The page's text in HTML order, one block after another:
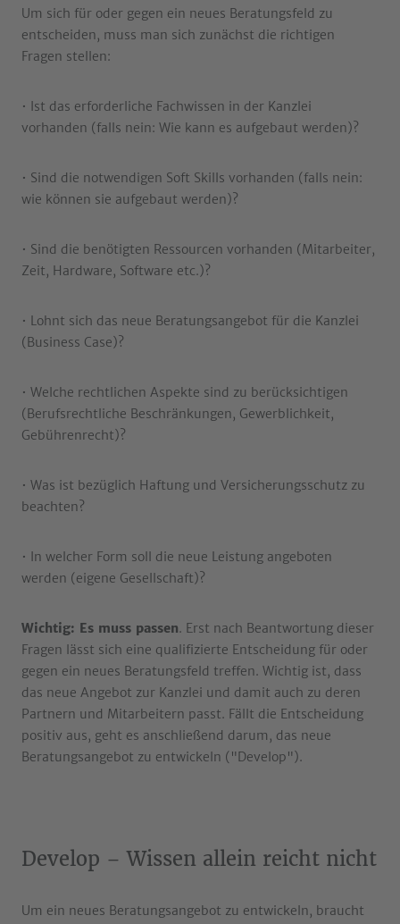
Um sich für oder gegen ein neues Beratungsfeld zu
entscheiden, muss man sich zunächst die richtigen
Fragen stellen:
• Ist das erforderliche Fachwissen in der Kanzlei
vorhanden (falls nein: Wie kann es aufgebaut werden)?
• Sind die notwendigen Soft Skills vorhanden (falls nein:
wie können sie aufgebaut werden)?
• Sind die benötigten Ressourcen vorhanden (Mitarbeiter,
Zeit, Hardware, Software etc.)?
• Lohnt sich das neue Beratungsangebot für die Kanzlei
(Business Case)?
• Welche rechtlichen Aspekte sind zu berücksichtigen
(Berufsrechtliche Beschränkungen, Gewerblichkeit,
Gebührenrecht)?
• Was ist bezüglich Haftung und Versicherungsschutz zu
beachten?
• In welcher Form soll die neue Leistung angeboten
werden (eigene Gesellschaft)?
Wichtig: Es muss passen. Erst nach Beantwortung dieser
Fragen lässt sich eine qualifizierte Entscheidung für oder
gegen ein neues Beratungsfeld treffen. Wichtig ist, dass
das neue Angebot zur Kanzlei und damit auch zu deren
Partnern und Mitarbeitern passt. Fällt die Entscheidung
positiv aus, geht es anschließend darum, das neue
Beratungsangebot zu entwickeln ("Develop").
Develop – Wissen allein reicht nicht
Um ein neues Beratungsangebot zu entwickeln, braucht